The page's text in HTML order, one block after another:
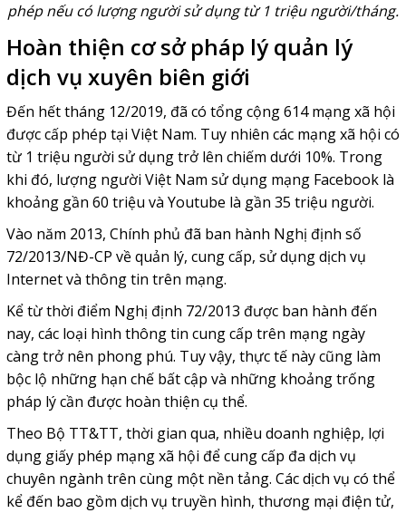
phép nếu có lượng người sử dụng từ 1 triệu người/tháng.
Hoàn thiện cơ sở pháp lý quản lý
dịch vụ xuyên biên giới
Đến hết tháng 12/2019, đã có tổng cộng 614 mạng xã hội
được cấp phép tại Việt Nam. Tuy nhiên các mạng xã hội có
từ 1 triệu người sử dụng trở lên chiếm dưới 10%. Trong
khi đó, lượng người Việt Nam sử dụng mạng Facebook là
khoảng gần 60 triệu và Youtube là gần 35 triệu người.
Vào năm 2013, Chính phủ đã ban hành Nghị định số
72/2013/NĐ-CP về quản lý, cung cấp, sử dụng dịch vụ
Internet và thông tin trên mạng.
Kể từ thời điểm Nghị định 72/2013 được ban hành đến
nay, các loại hình thông tin cung cấp trên mạng ngày
càng trở nên phong phú. Tuy vậy, thực tế này cũng làm
bộc lộ những hạn chế bất cập và những khoảng trống
pháp lý cần được hoàn thiện cụ thể.
Theo Bộ TT&TT, thời gian qua, nhiều doanh nghiệp, lợi
dụng giấy phép mạng xã hội để cung cấp đa dịch vụ
chuyên ngành trên cùng một nền tảng. Các dịch vụ có thể
kể đến bao gồm dịch vụ truyền hình, thương mại điện tử,